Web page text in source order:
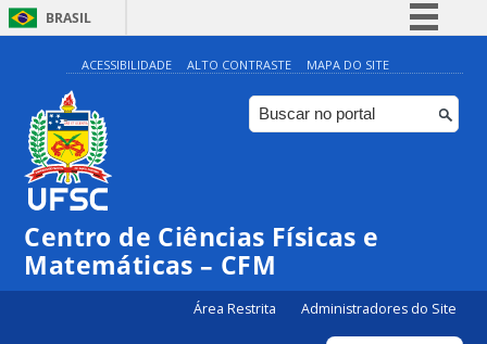
BRASIL
Simplifique!
Comunica BR
Participe
Canais
ACESSIBILIDADE ALTO CONTRASTE MAPA DO SITE
Centro de Ciências Físicas e
Matemáticas – CFM
Área Restrita Administradores do Site